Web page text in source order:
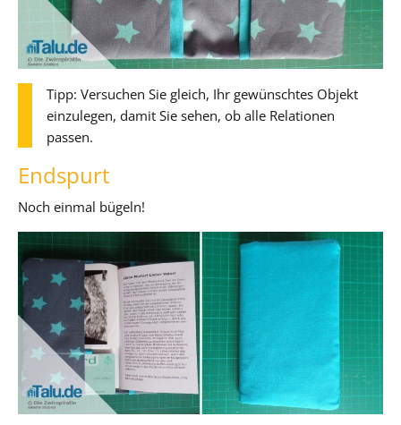
Tipp: Versuchen Sie gleich, Ihr gewünschtes Objekt
einzulegen, damit Sie sehen, ob alle Relationen
passen.
Endspurt
Noch einmal bügeln!